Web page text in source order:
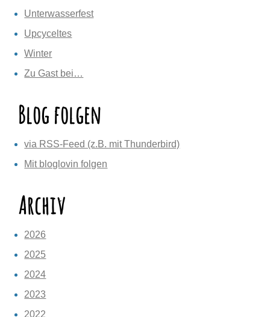
Unterwasserfest
Upcyceltes
Winter
Zu Gast bei…
Blog folgen
via RSS-Feed (z.B. mit Thunderbird)
Mit bloglovin folgen
Archiv
2026
2025
2024
2023
2022